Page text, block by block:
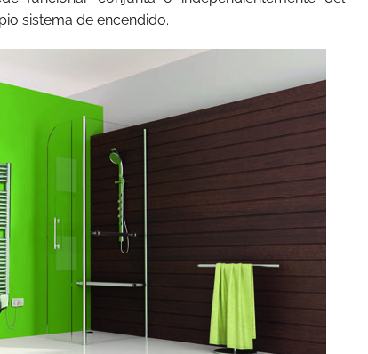
sistema de encendido.